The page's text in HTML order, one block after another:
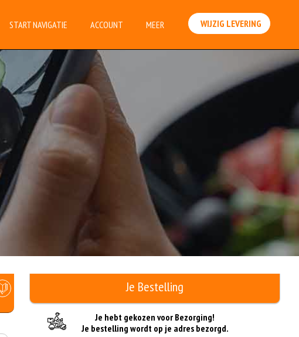
START NAVIGATIE ACCOUNT MEER WIJZIG LEVERING
Je hebt gekozen voor Bezorging!
Je bestelling wordt op je adres bezorgd.
Je Bestelling